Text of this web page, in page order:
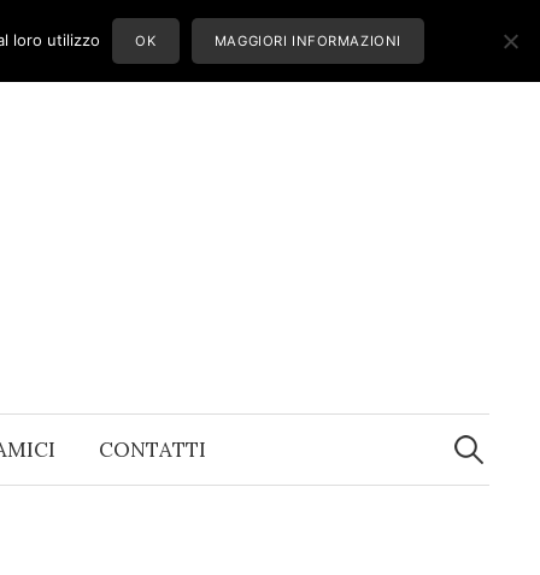
CONTATTI
Ricerca
per:
loro utilizzo OK MAGGIORI INFORMAZIONI